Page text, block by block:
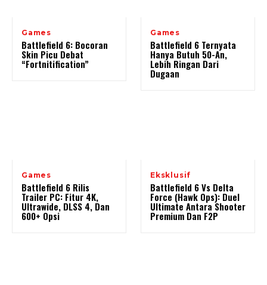
Games
Battlefield 6: Bocoran
Skin Picu Debat
“Fortnitification”
Games
Battlefield 6 Ternyata
Hanya Butuh 50-An,
Lebih Ringan Dari
Dugaan
Games
Battlefield 6 Rilis
Trailer PC: Fitur 4K,
Ultrawide, DLSS 4, Dan
600+ Opsi
Eksklusif
Battlefield 6 Vs Delta
Force (Hawk Ops): Duel
Ultimate Antara Shooter
Premium Dan F2P